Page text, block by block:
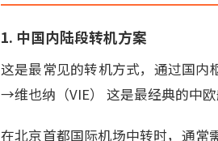
1. 中国内陆段转机方案
这是最常见的转机方式，通过国
→维也纳（VIE） 这是最经典的中
在北京首都国际机场中转时，通常